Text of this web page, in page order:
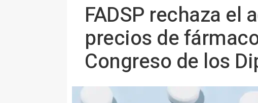
FADSP rechaza
precios de
Congreso de los